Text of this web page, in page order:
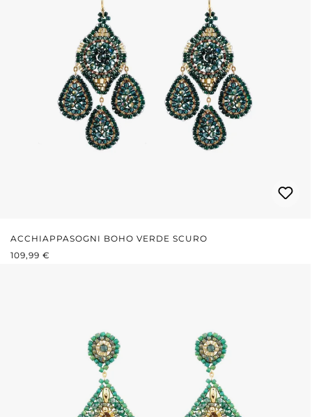
ACCHIAPPASOGNI BOHO VERDE SCURO
PREZZO NORMALE:
109,99 €